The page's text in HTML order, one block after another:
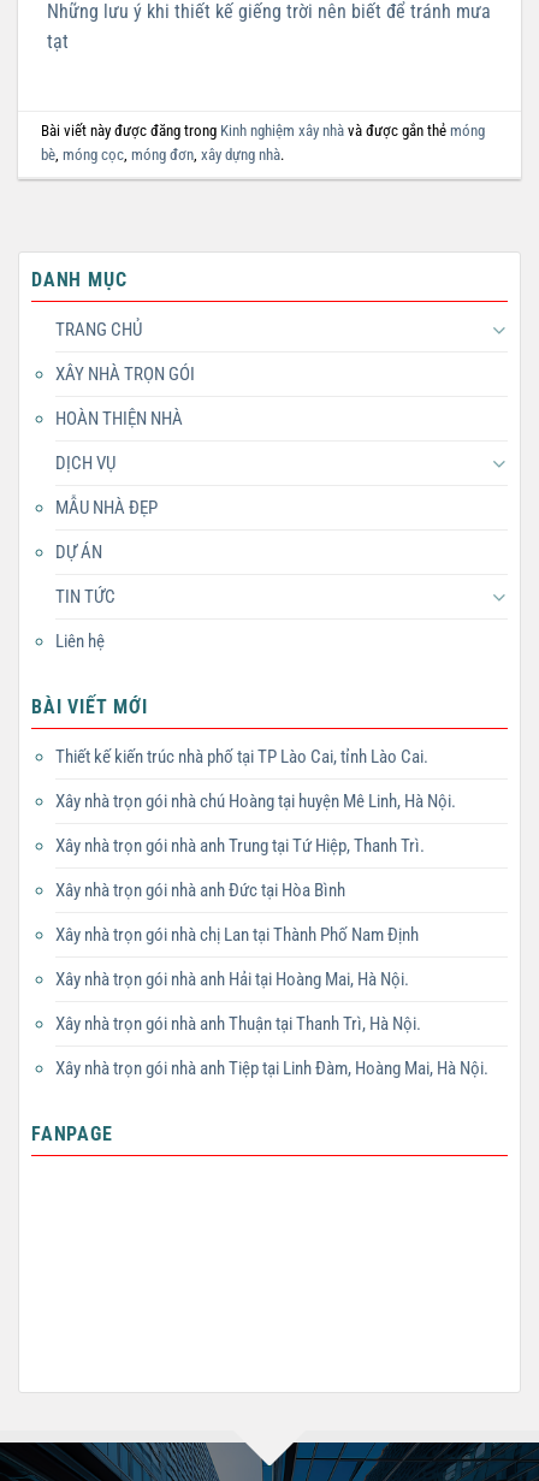
Những lưu ý khi thiết kế giếng trời nên biết để tránh mưa
tạt
Bài viết này được đăng trong Kinh nghiệm xây nhà và được gắn thẻmóng
bè,móng cọc,móng đơn,xây dựng nhà.
DANH MỤC
TRANG CHỦ
XÂY NHÀ TRỌN GÓI
HOÀN THIỆN NHÀ
DỊCH VỤ
MẪU NHÀ ĐẸP
DỰ ÁN
TIN TỨC
Liên hệ
BÀI VIẾT MỚI
Thiết kế kiến trúc nhà phố tại TP Lào Cai, tỉnh Lào Cai.
Xây nhà trọn gói nhà chú Hoàng tại huyện Mê Linh, Hà Nội.
Xây nhà trọn gói nhà anh Trung tại Tứ Hiệp, Thanh Trì.
Xây nhà trọn gói nhà anh Đức tại Hòa Bình
Xây nhà trọn gói nhà chị Lan tại Thành Phố Nam Định
Xây nhà trọn gói nhà anh Hải tại Hoàng Mai, Hà Nội.
Xây nhà trọn gói nhà anh Thuận tại Thanh Trì, Hà Nội.
Xây nhà trọn gói nhà anh Tiệp tại Linh Đàm, Hoàng Mai, Hà Nội.
FANPAGE